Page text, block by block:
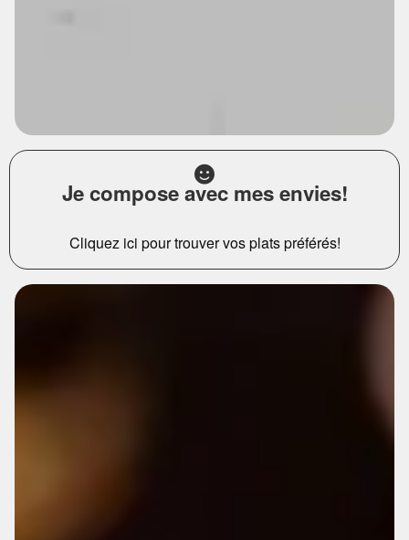
Je compose avec mes envies!
Cliquez ici pour trouver vos plats préférés!